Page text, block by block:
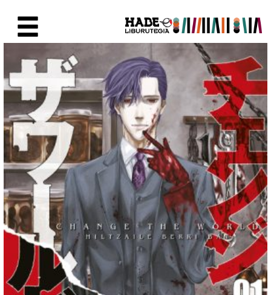
Fiche de Nouveaux Livres -